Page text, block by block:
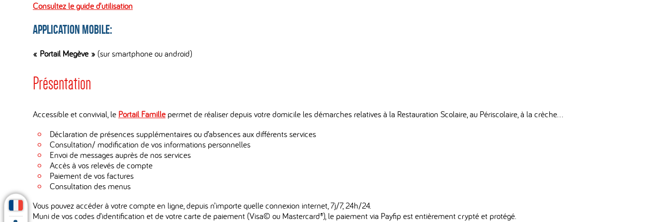
Consultez le guide d’utilisation
Application Mobile:
« Portail Megève » (sur smartphone ou android)
Présentation
Accessible et convivial, le Portail Famille permet de réaliser depuis votre domicile les démarches relatives à la Restauration Scolaire, au Périscolaire, à la crèche…
Déclaration de présences supplémentaires ou d’absences aux différents services
Consultation/ modification de vos informations personnelles
Envoi de messages auprès de nos services
Accès à vos relevés de compte
Paiement de vos factures
Consultation des menus
Vous pouvez accéder à votre compte en ligne, depuis n’importe quelle connexion internet, 7j/7, 24h/24.
Muni de vos codes d’identification et de votre carte de paiement (Visa© ou Mastercard®), le paiement via Payfip est entièrement crypté et protégé.